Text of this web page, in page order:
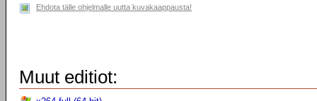
Ehdota tälle ohjelmalle uutta kuvakaappausta!
Muut editiot: